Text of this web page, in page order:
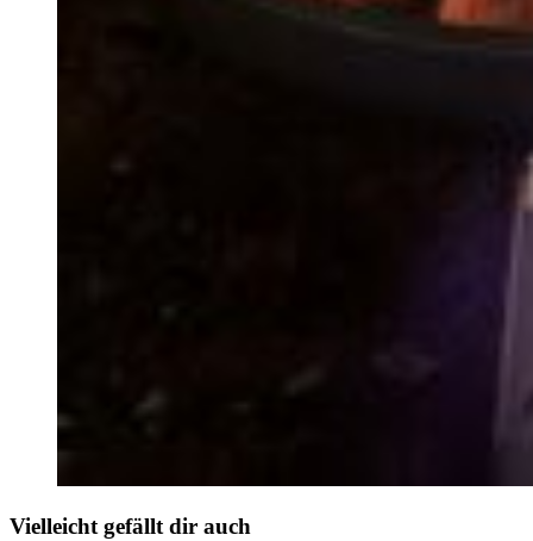
Vielleicht gefällt dir auch